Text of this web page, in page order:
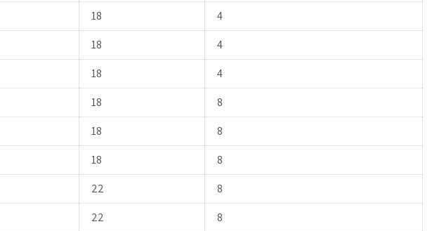
18
4
18
4
18
4
18
8
18
8
18
8
22
8
22
8